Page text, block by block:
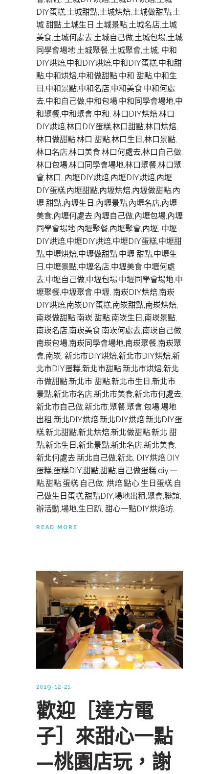
DIY蛋糕,土城甜點,土城烘焙,土城做甜點,土
城 甜點,土城生日,土城景點,土城名店,土城
美食,土城何處去,土城自己做,土城包場,土城
同學會場地,土城聚餐,土城聚會,土城, 中和
DIY烘焙,中和DIY烘焙,中和DIY蛋糕,中和甜
點,中和烘焙,中和做甜點,中和 甜點,中和生
日,中和景點,中和名店,中和美食,中和何處
去,中和自己做,中和包場,中和同學會場地,中
和聚餐,中和聚會,中和, 林口DIY烘焙,林口
DIY烘焙,林口DIY蛋糕,林口甜點,林口烘焙,
林口做甜點,林口 甜點,林口生日,林口景點,
林口名店,林口美食,林口何處去,林口自己做,
林口包場,林口同學會場地,林口聚餐,林口聚
會,林口, 內壢DIY烘焙,內壢DIY烘焙,內壢
DIY蛋糕,內壢甜點,內壢烘焙,內壢做甜點,內
壢 甜點,內壢生日,內壢景點,內壢名店,內壢
美食,內壢何處去,內壢自己做,內壢包場,內壢
同學會場地,內壢聚餐,內壢聚會,內壢, 中壢
DIY烘焙,中壢DIY烘焙,中壢DIY蛋糕,中壢甜
點,中壢烘焙,中壢做甜點,中壢 甜點,中壢生
日,中壢景點,中壢名店,中壢美食,中壢何處
去,中壢自己做,中壢包場,中壢同學會場地,中
壢聚餐,中壢聚會,中壢, 南崁DIY烘焙,南崁
DIY烘焙,南崁DIY蛋糕,南崁甜點,南崁烘焙,
南崁做甜點,南崁 甜點,南崁生日,南崁景點,
南崁名店,南崁美食,南崁何處去,南崁自己做,
南崁包場,南崁同學會場地,南崁聚餐,南崁聚
會,南崁, 新北市DIY烘焙,新北市DIY烘焙,新
北市DIY蛋糕,新北市甜點,新北市烘焙,新北
市做甜點,新北市 甜點,新北市生日,新北市
景點,新北市名店,新北市美食,新北市何處去,
新北市自己做,新北市,聚餐,聚會,包場,場地
出租 新北DIY烘焙,新北DIY烘焙,新北DIY蛋
糕,新北甜點,新北烘焙,新北做甜點,新北 甜
點,新北生日,新北景點,新北名店,新北美食,
新北何處去,新北自己做,新北, DIY烘焙,DIY
蛋糕,蛋糕DIY,甜點,甜點,自己做蛋糕,diy,一
點,甜點,蛋糕,自己做, 烘焙,點心,生日蛋糕,自
己做生日蛋糕,甜點DIY,場地出租,聚會,聯誼,
辦活動,場地,生日趴, 甜心一點DIY烘焙坊,
READ MORE
2019-12-21
歡迎［達方電
子］來甜心一點
—桃園店玩，謝